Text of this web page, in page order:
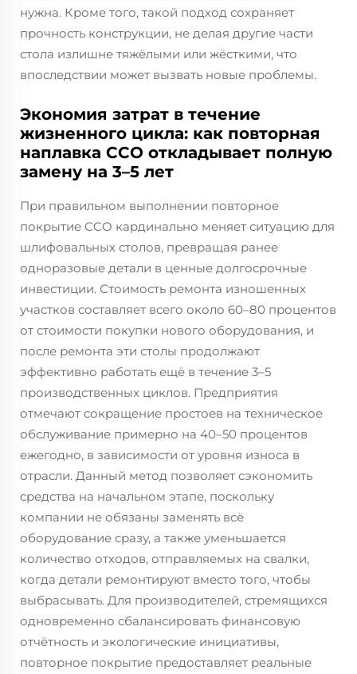
нужна. Кроме того, такой подход сохраняет
прочность конструкции, не делая другие части
стола излишне тяжёлыми или жёсткими, что
впоследствии может вызвать новые проблемы.
Экономия затрат в течение
жизненного цикла: как повторная
наплавка CCO откладывает полную
замену на 3–5 лет
При правильном выполнении повторное
покрытие CCO кардинально меняет ситуацию для
шлифовальных столов, превращая ранее
одноразовые детали в ценные долгосрочные
инвестиции. Стоимость ремонта изношенных
участков составляет всего около 60–80 процентов
от стоимости покупки нового оборудования, и
после ремонта эти столы продолжают
эффективно работать ещё в течение 3–5
производственных циклов. Предприятия
отмечают сокращение простоев на техническое
обслуживание примерно на 40–50 процентов
ежегодно, в зависимости от уровня износа в
отрасли. Данный метод позволяет сэкономить
средства на начальном этапе, поскольку
компании не обязаны заменять всё
оборудование сразу, а также уменьшается
количество отходов, отправляемых на свалки,
когда детали ремонтируют вместо того, чтобы
выбрасывать. Для производителей, стремящихся
одновременно сбалансировать финансовую
отчётность и экологические инициативы,
повторное покрытие предоставляет реальные